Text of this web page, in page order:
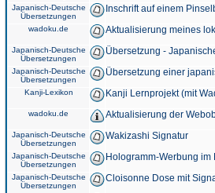
Japanisch-Deutsche
Übersetzungen
Inschrift auf einem
wadoku.de Aktualisierung meines
Japanisch-Deutsche
Übersetzungen
Übersetzung -
Japanisch-Deutsche
Übersetzungen
Übersetzung einer
Kanji-Lexikon Kanji Lernprojekt (mit
wadoku.de Aktualisierung der
Japanisch-Deutsche
Übersetzungen
Wakizashi Signatur
Japanisch-Deutsche
Übersetzungen
Hologramm-Werbung
Japanisch-Deutsche
Übersetzungen
Cloisonne Dose mit